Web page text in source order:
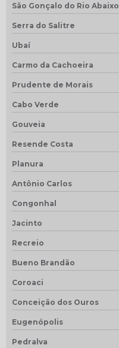
São Gonçalo do Rio Abaixo
Serra do Salitre
Ubaí
Carmo da Cachoeira
Prudente de Morais
Cabo Verde
Gouveia
Resende Costa
Planura
Antônio Carlos
Congonhal
Jacinto
Recreio
Bueno Brandão
Coroaci
Conceição dos Ouros
Eugenópolis
Pedralva